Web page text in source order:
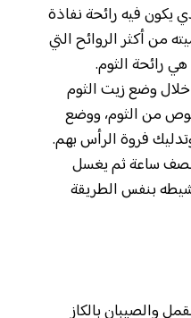
يكون فيه رائحة نفاذة
من أكثر الروائح التي
رائحة الثوم.
وضع زيت الثوم
من الثوم، ووضع
فروة الرأس بهم.
نصف ساعة ثم يغسل
بنفس الطريقة
والصيبان بالكاز